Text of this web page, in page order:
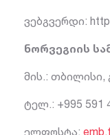
ვებგვერდი:
ნორვეგიის
მის.:
ტელ.: +995 591
ელფოსტა: